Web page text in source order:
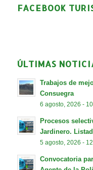
FACEBOOK
ÚLTIMAS
Trabajos de
Consuegra
6 agosto, 2026 -
Procesos
Jardinero.
5 agosto, 2026 -
Convocatoria